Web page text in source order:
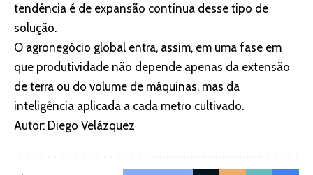
tendência é de expansão contínua desse tipo de
solução.
O agronegócio global entra, assim, em uma fase em
que produtividade não depende apenas da extensão
de terra ou do volume de máquinas, mas da
inteligência aplicada a cada metro cultivado.
Autor: Diego Velázquez